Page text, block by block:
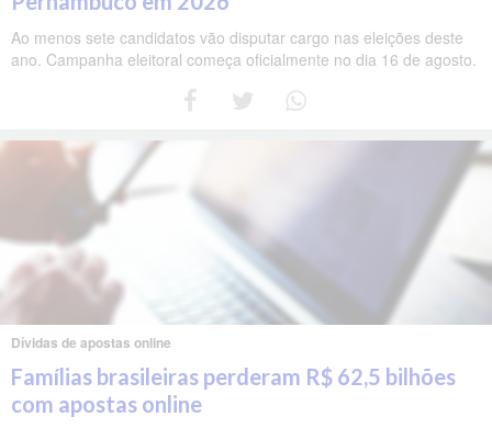
Ao menos sete candidatos vão disputar cargo nas eleições deste
ano. Campanha eleitoral começa oficialmente no dia 16 de agosto.
Dívidas de apostas online
Famílias brasileiras perderam R$ 62,5 bilhões
com apostas online